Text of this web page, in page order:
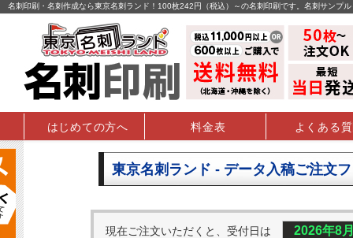
名刺印刷・名刺作成なら東京名刺ランド！100枚242円（税込）～の名刺印刷です。名刺サンプ
はじめての方へ 料金表 よくある
東京名刺ランド - データ入稿ご注文
現在ご注文いただくと、受付日は 2026年8